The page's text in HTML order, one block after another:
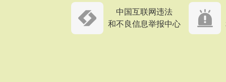
中国互联网违法
和不良信息举报中心